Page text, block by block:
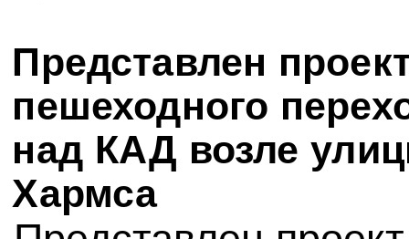
Представлен
пешеходного
над КАД возле
Хармса